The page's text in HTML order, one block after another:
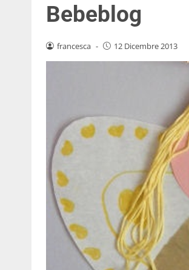
Bebeblog
francesca - 12 Dicembre 2013